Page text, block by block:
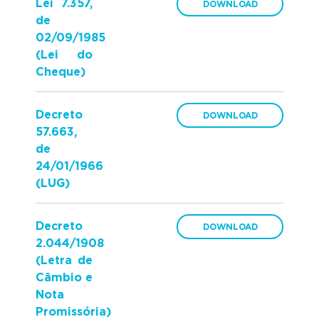
Lei 7.357,
de
02/09/1985
(Lei do
Cheque)
Decreto
57.663,
de
24/01/1966
(LUG)
Decreto
2.044/1908
(Letra de
Câmbio e
Nota
Promissória)